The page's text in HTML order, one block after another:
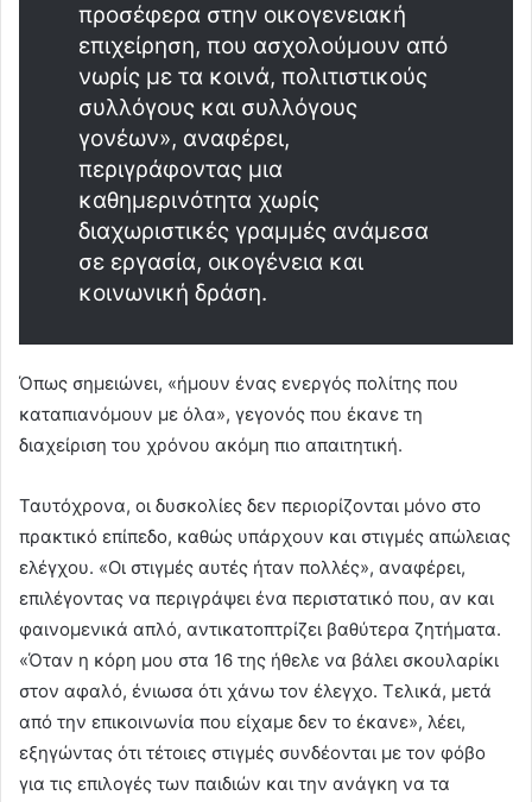
προσέφερα στην οικογενειακή
επιχείρηση, που ασχολούμουν από
νωρίς με τα κοινά, πολιτιστικούς
συλλόγους και συλλόγους
γονέων», αναφέρει,
περιγράφοντας μια
καθημερινότητα χωρίς
διαχωριστικές γραμμές ανάμεσα
σε εργασία, οικογένεια και
κοινωνική δράση.
Όπως σημειώνει, «ήμουν ένας ενεργός πολίτης που
καταπιανόμουν με όλα», γεγονός που έκανε τη
διαχείριση του χρόνου ακόμη πιο απαιτητική.
Ταυτόχρονα, οι δυσκολίες δεν περιορίζονται μόνο στο
πρακτικό επίπεδο, καθώς υπάρχουν και στιγμές απώλειας
ελέγχου. «Οι στιγμές αυτές ήταν πολλές», αναφέρει,
επιλέγοντας να περιγράψει ένα περιστατικό που, αν και
φαινομενικά απλό, αντικατοπτρίζει βαθύτερα ζητήματα.
«Όταν η κόρη μου στα 16 της ήθελε να βάλει σκουλαρίκι
στον αφαλό, ένιωσα ότι χάνω τον έλεγχο. Τελικά, μετά
από την επικοινωνία που είχαμε δεν το έκανε», λέει,
εξηγώντας ότι τέτοιες στιγμές συνδέονται με τον φόβο
για τις επιλογές των παιδιών και την ανάγκη να τα